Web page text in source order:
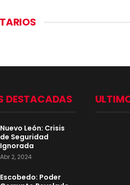
DESTACADAS
Nuevo León: Crisis
de Seguridad
Ignorada
Abr 2, 2024
Escobedo: Poder